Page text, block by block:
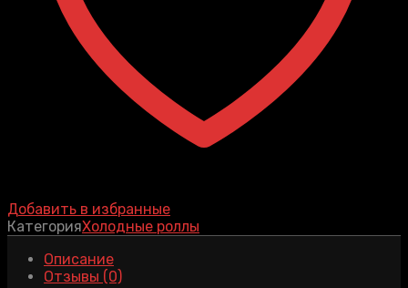
Добавить в избранные
КатегорияХолодные роллы
Описание
Отзывы (0)